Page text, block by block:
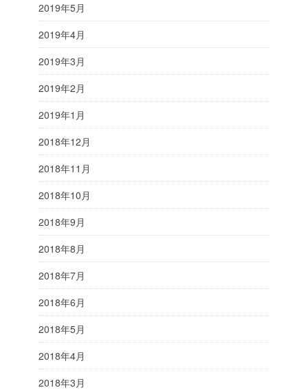
2019年5月
2019年4月
2019年3月
2019年2月
2019年1月
2018年12月
2018年11月
2018年10月
2018年9月
2018年8月
2018年7月
2018年6月
2018年5月
2018年4月
2018年3月